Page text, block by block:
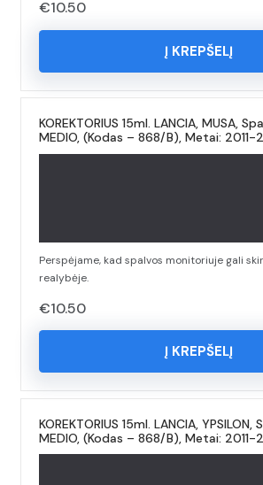
€10.50
Į KREPŠELĮ
KOREKTORIUS 15ml. LANCIA, MUSA,
MEDIO, (Kodas – 868/B), Metai: 2011-
Perspėjame, kad spalvos monitoriuje gali
realybėje.
€10.50
Į KREPŠELĮ
KOREKTORIUS 15ml. LANCIA, YPSILON,
MEDIO, (Kodas – 868/B), Metai: 2011-